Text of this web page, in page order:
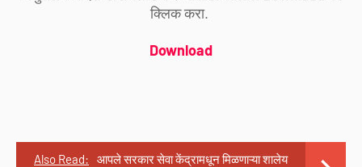
क्लिक करा.
Download
Also Read:
आपले सरकार सेवा केंद्रामधून मिळणाऱ्या शालेय